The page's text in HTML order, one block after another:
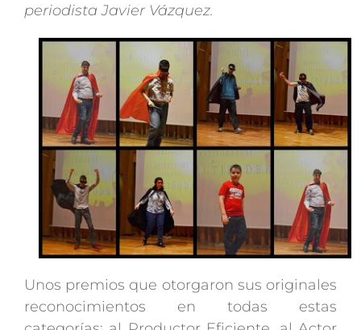
periodista Javier Vázquez.
Unos premios que otorgaron sus originales
reconocimientos en todas estas